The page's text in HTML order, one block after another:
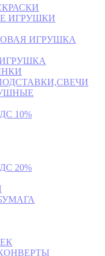
ИГРУШКИ
ИГРУШКА
10%
20%